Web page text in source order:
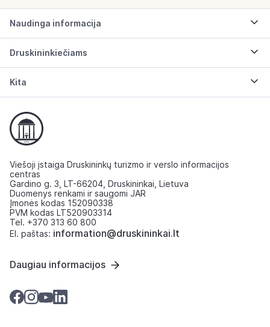
Naudinga informacija
Druskininkiečiams
Kita
Viešoji įstaiga Druskininkų turizmo ir verslo informacijos
centras
Gardino g. 3, LT-66204, Druskininkai, Lietuva
Duomenys renkami ir saugomi JAR
Įmonės kodas 152090338
PVM kodas LT520903314
Tel. +370 313 60 800
El. paštas: information@druskininkai.lt
Daugiau informacijos